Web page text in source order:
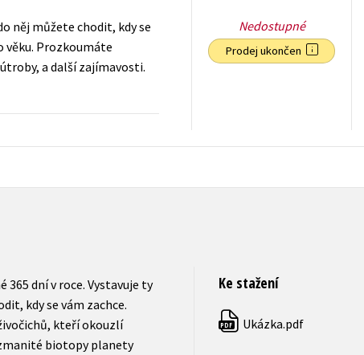
něj můžete chodit, kdy se
věku. Prozkoumáte
a další zajímavosti.
Nedostupné
Prodej ukončen
dní v roce. Vystavuje ty
kdy se vám zachce.
kteří okouzlí
biotopy planety
Ke stažení
PDF Ukázka.pdf